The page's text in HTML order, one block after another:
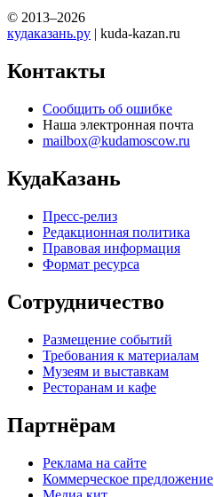
© 2013–2026
кудаказань.ру | kuda-kazan.ru
Контакты
Сообщить об ошибке
Наша электронная почта
mailbox@kudamoscow.ru
КудаКазань
Пресс-релиз
Редакционная политика
Правовая информация
Формат ресурса
Сотрудничество
Размещение событий
Требования к материалам
Музеям и выставкам
Ресторанам и кафе
Партнёрам
Реклама на сайте
Коммерческое предложение